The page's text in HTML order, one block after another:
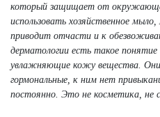
который защищает от
использовать хозяйственное
приводит отчасти и к
дерматологии есть такое
увлажняющие кожу вещества.
гормональные, к ним нет
постоянно. Это не косметика, не